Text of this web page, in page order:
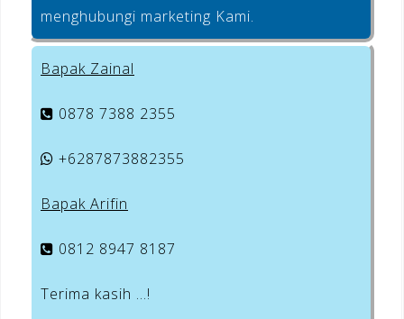
menghubungi marketing Kami.
Bapak Zainal
0878 7388 2355
+6287873882355
Bapak Arifin
0812 8947 8187
Terima kasih …!